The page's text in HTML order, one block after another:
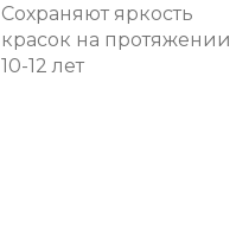
Сохраняют яркость
красок на протяжении
10-12 лет